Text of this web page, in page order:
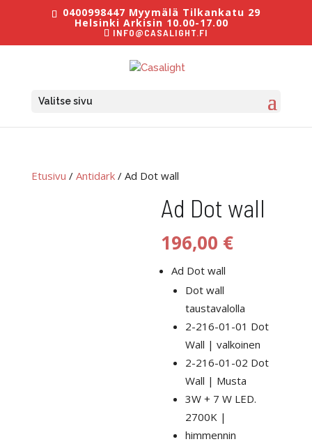
0400998447 Myymälä Tilkankatu 29
Helsinki Arkisin 10.00-17.00
INFO@CASALIGHT.FI
Valitse sivu
Etusivu / Antidark/ Ad Dot wall
Ad Dot wall
196,00 €
Ad Dot wall
Dot wall
taustavalolla
2-216-01-01 Dot
Wall | valkoinen
2-216-01-02 Dot
Wall | Musta
3W + 7 W LED.
2700K |
himmennin